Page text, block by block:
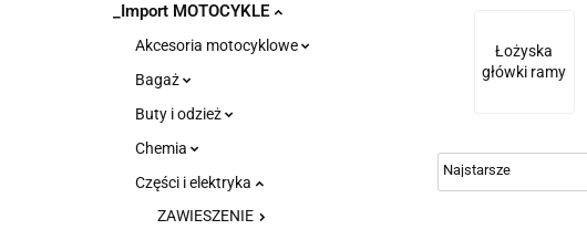
_Import MOTOCYKLE
Akcesoria motocyklowe
Bagaż
Buty i odzież
Chemia
Części i elektryka
ZAWIESZENIE
Łożyska
główki ramy